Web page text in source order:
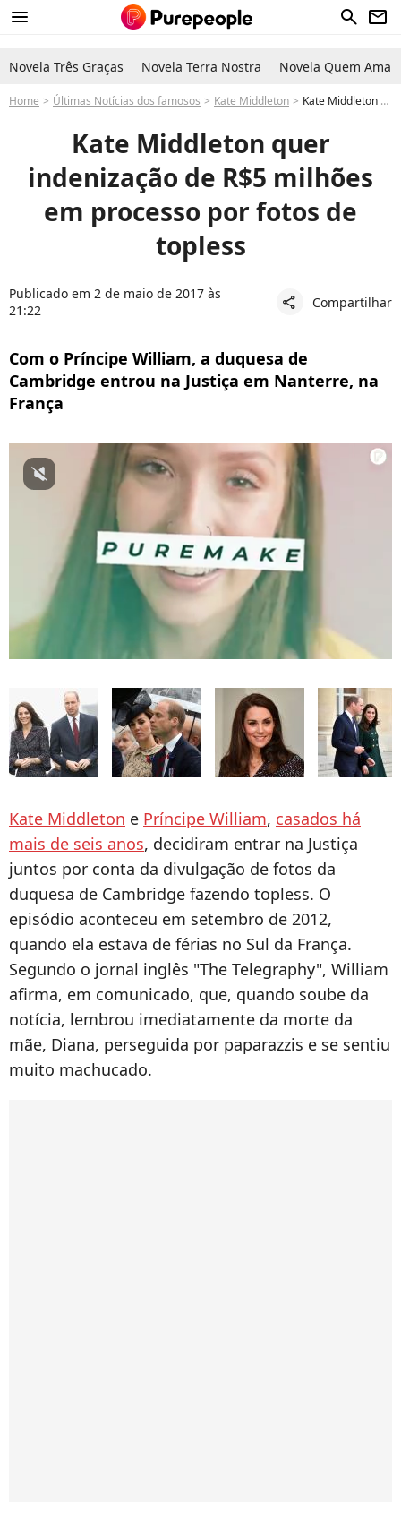
menu search newsletter
Novela Três Graças Novela Terra Nostra Novela Quem Ama
Home Últimas Notícias dos famosos Kate Middleton Kate Middleton quer indenização de R$5 milhões em processo por fotos de topless
Kate Middleton quer
indenização de R$5 milhões
em processo por fotos de
topless
Publicado em 2 de maio de 2017 às
21:22
share Compartilhar
Com o Príncipe William, a duquesa de
Cambridge entrou na Justiça em Nanterre, na
França
Kate Middleton e Príncipe William, casados há
mais de seis anos, decidiram entrar na Justiça
juntos por conta da divulgação de fotos da
duquesa de Cambridge fazendo topless. O
episódio aconteceu em setembro de 2012,
quando ela estava de férias no Sul da França.
Segundo o jornal inglês "The Telegraphy", William
afirma, em comunicado, que, quando soube da
notícia, lembrou imediatamente da morte da
mãe, Diana, perseguida por paparazzis e se sentiu
muito machucado.